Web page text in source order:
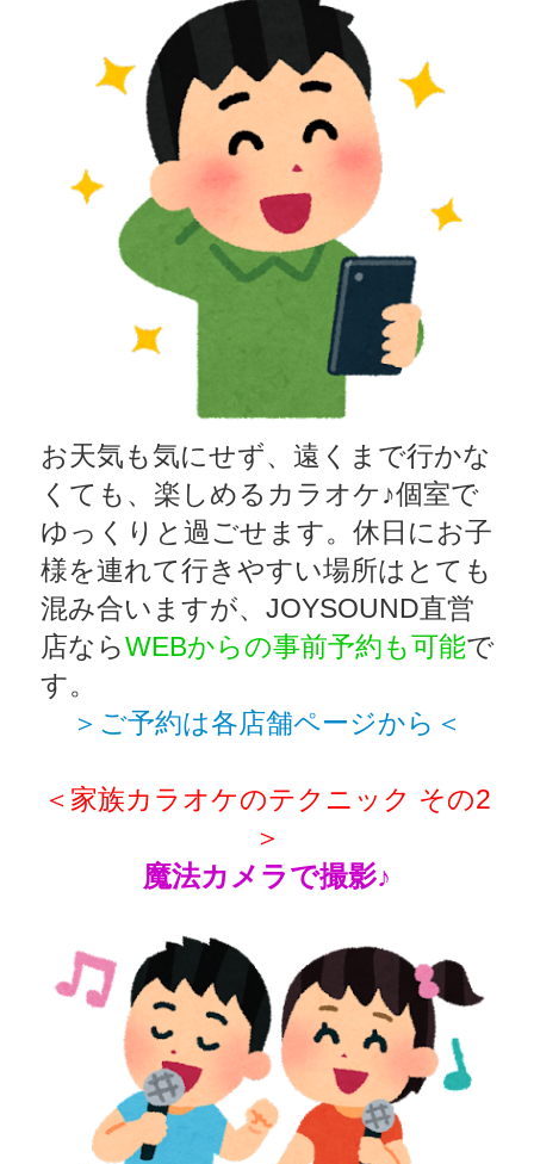
お天気も気にせず、遠くまで行かな
くても、楽しめるカラオケ♪個室で
ゆっくりと過ごせます。休日にお子
様を連れて行きやすい場所はとても
混み合いますが、JOYSOUND直営
店ならWEBからの事前予約も可能で
す。
＞ご予約は各店舗ページから＜
＜家族カラオケのテクニック その2
＞
魔法カメラで撮影♪